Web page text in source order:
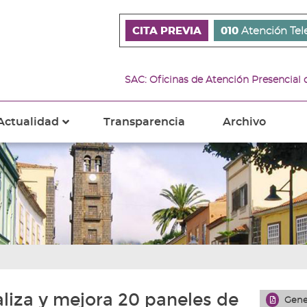
CITA PREVIA 010 Atención
SAC: Oficinas de Atención
Transparencia Archivo
y mejora 20 paneles de